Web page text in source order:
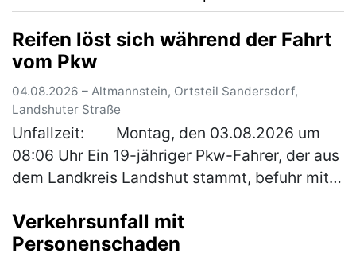
Reifen löst sich während der Fahrt
vom Pkw
04.08.2026 – Altmannstein, Ortsteil Sandersdorf,
Landshuter Straße
Unfallzeit: Montag, den 03.08.2026 um
08:06 Uhr Ein 19-jähriger Pkw-Fahrer, der aus
dem Landkreis Landshut stammt, befuhr mit
Sandersdorf von Mindelstetten …
Verkehrsunfall mit
Personenschaden